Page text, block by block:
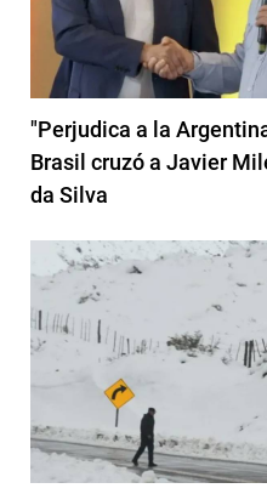
"Perjudica a la
Brasil cruzó a Javier
da Silva